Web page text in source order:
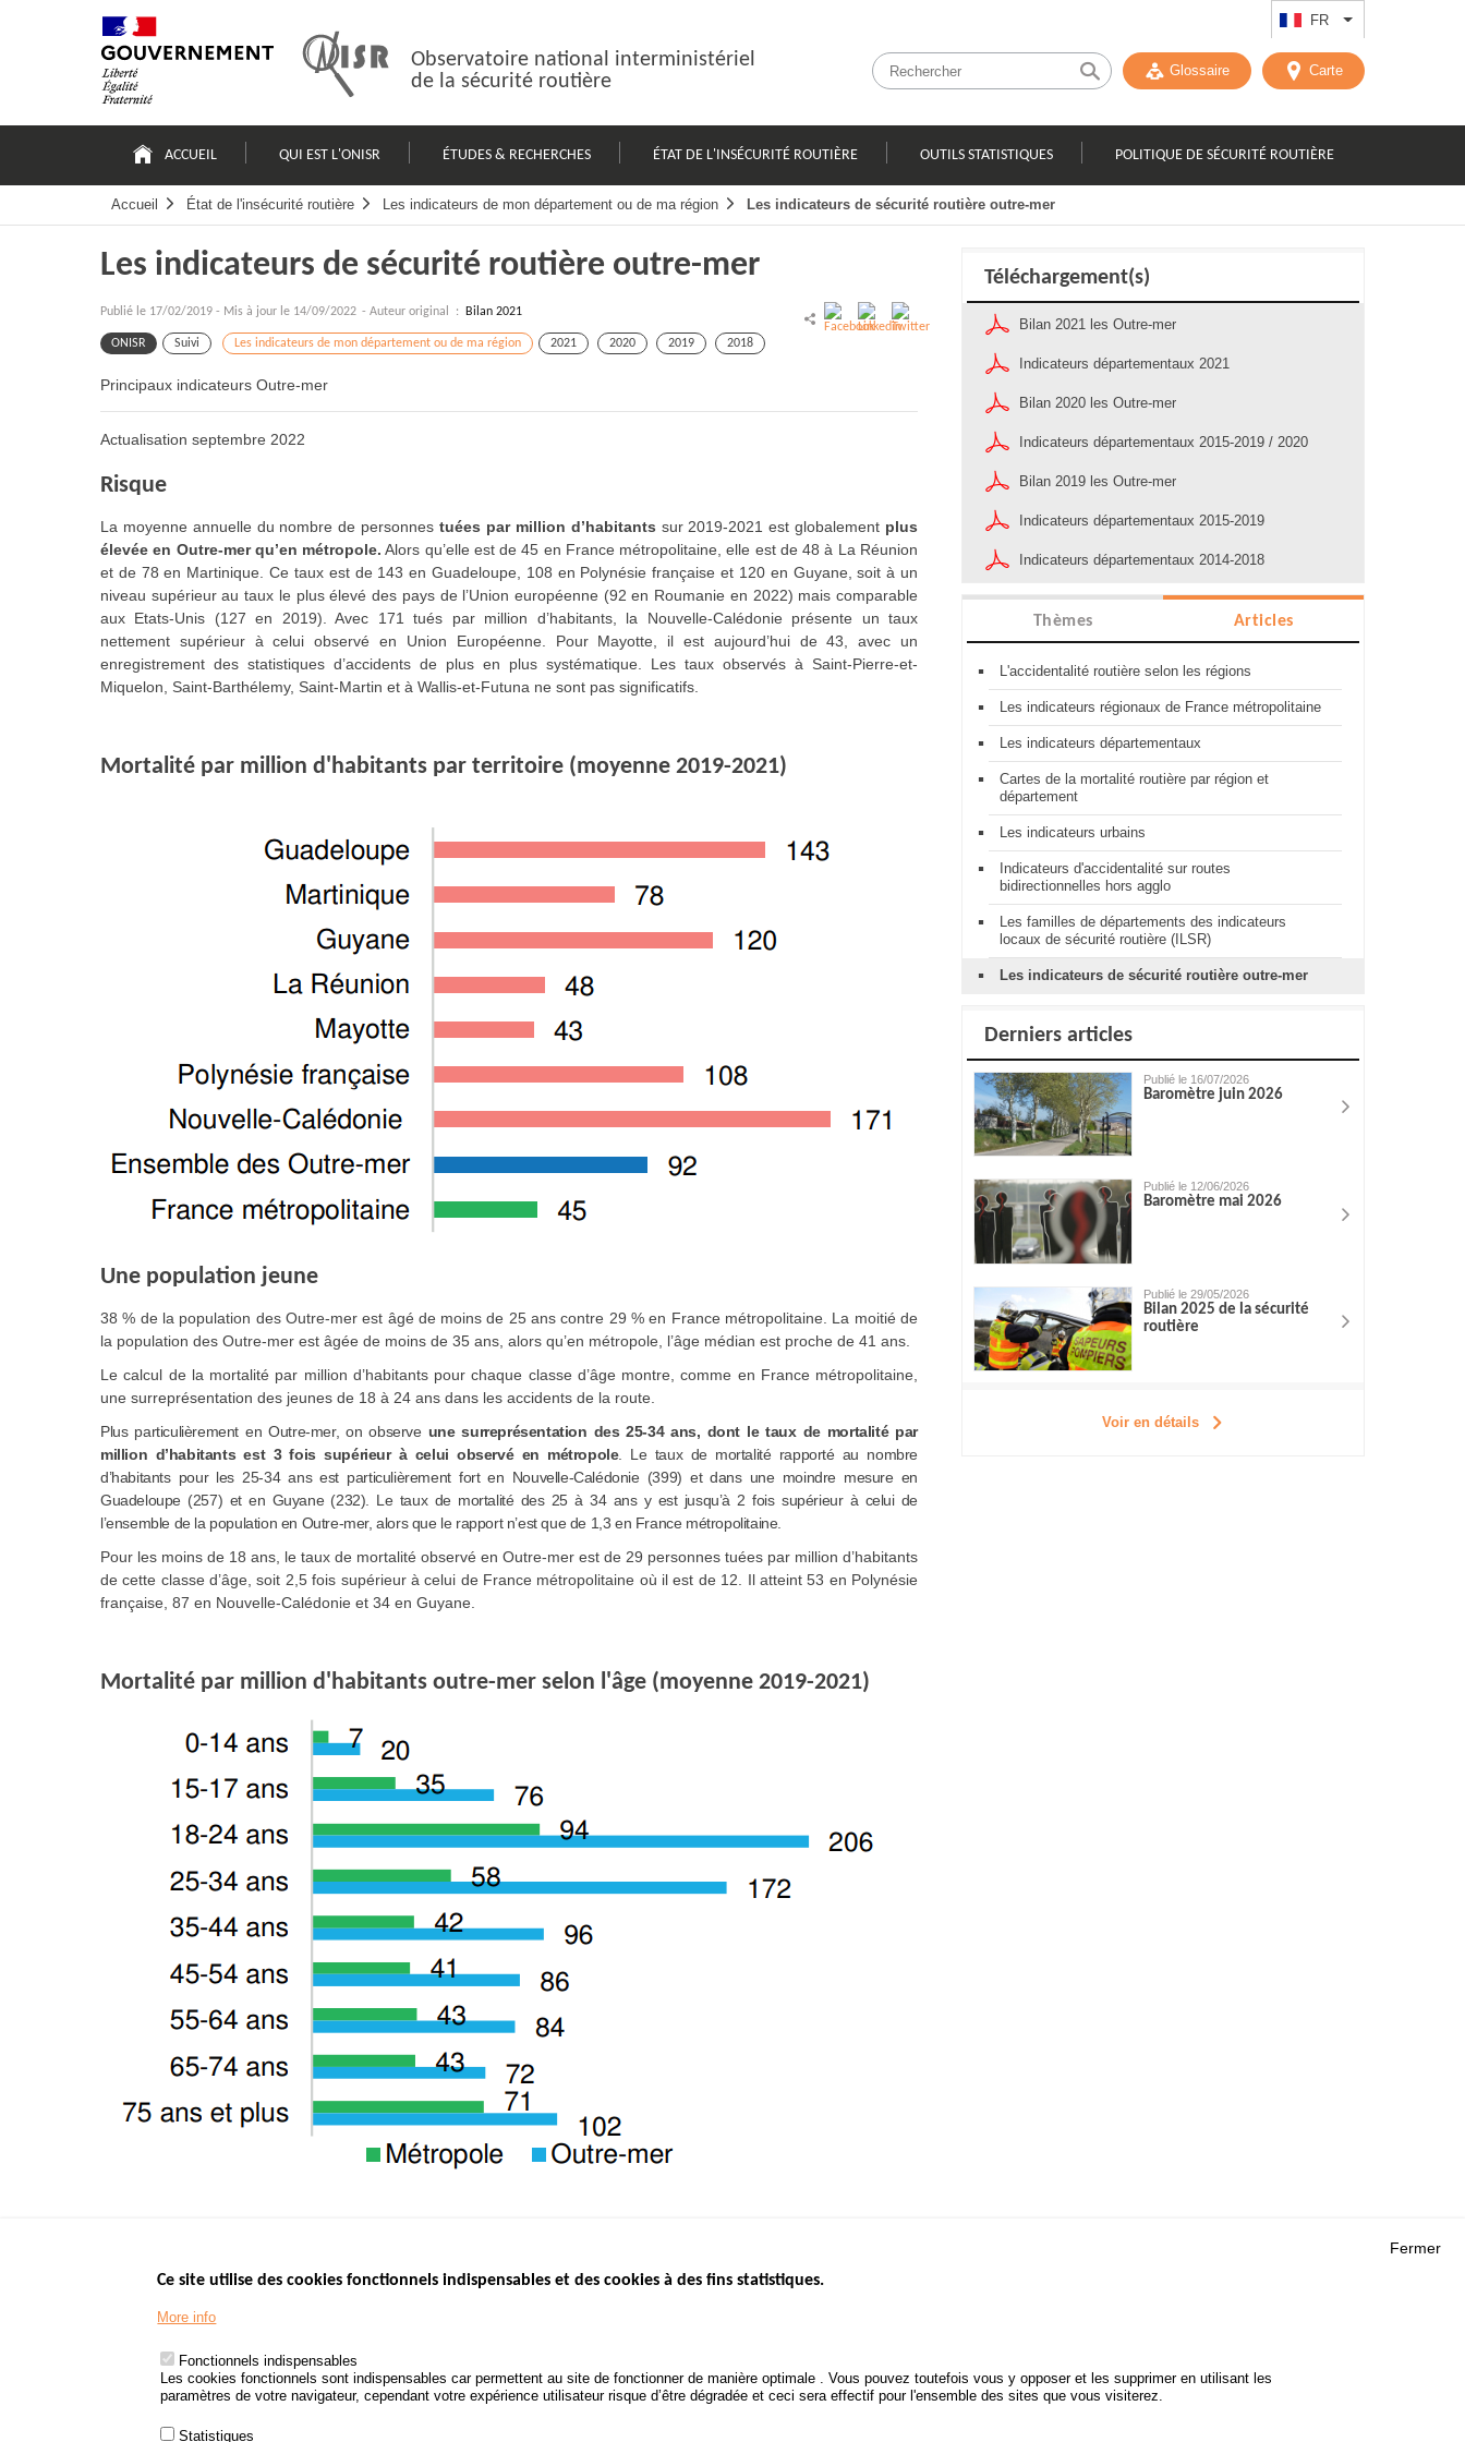
FR Lister les actions
Observatoire national interministériel
de la sécurité routière
Glossaire Carte
principale
ACCUEIL QUI EST L'ONISR ÉTUDES & RECHERCHES ÉTAT DE L'INSÉCURITÉ ROUTIÈRE OUTILS STATISTIQUES POLITIQUE DE SÉCURITÉ ROUTIÈRE
Accueil État de l'insécurité routière Les indicateurs de mon département ou de ma région Les indicateurs de sécurité routière outre-mer
Les indicateurs de sécurité routière outre-mer
Publié le 17/02/2019 - Mis à jour le 14/09/2022 - Auteur original : Bilan 2021
ONISR Suivi Les indicateurs de mon département ou de ma région 2021 2020 2019 2018
Principaux indicateurs Outre-mer
Actualisation septembre 2022
Risque
La moyenne annuelle du nombre de personnestuées par million d’habitants sur 2019-2021 est globalement plus
élevée en Outre-mer qu’en métropole. Alors qu’elle est de 45 en France métropolitaine, elle est de 48 à La Réunion
et de 78 en Martinique. Ce taux est de 143 en Guadeloupe, 108 en Polynésie française et 120 en Guyane, soit à un
niveau supérieur au taux le plus élevé des pays de l’Union européenne (92 en Roumanie en 2022) mais comparable
aux Etats-Unis (127 en 2019). Avec 171 tués par million d’habitants, la Nouvelle-Calédonie présente un taux
nettement supérieur à celui observé en Union Européenne. Pour Mayotte, il est aujourd’hui de 43, avec un
enregistrement des statistiques d’accidents de plus en plus systématique. Les taux observés à Saint-Pierre-et-
Miquelon, Saint-Barthélemy, Saint-Martin et à Wallis-et-Futuna ne sont pas significatifs.
Mortalité par million d'habitants par territoire (moyenne 2019-2021)
Une population jeune
38 % de la population des Outre-mer est âgé de moins de 25 ans contre 29 % en France métropolitaine. La moitié de
la population des Outre-mer est âgée de moins de 35 ans, alors qu’en métropole, l’âge médian est proche de 41 ans.
Le calcul de la mortalité par million d’habitants pour chaque classe d’âge montre, comme en France métropolitaine,
une surreprésentation des jeunes de 18 à 24 ans dans les accidents de la route.
Plus particulièrement en Outre-mer, on observe une surreprésentation des 25-34 ans, dont le taux de mortalité par
million d’habitants est 3 fois supérieur à celui observé en métropole. Le taux de mortalité rapporté au nombre
d’habitants pour les 25-34 ans est particulièrement fort en Nouvelle-Calédonie (399) et dans une moindre mesure en
Guadeloupe (257) et en Guyane (232). Le taux de mortalité des 25 à 34 ans y est jusqu’à 2 fois supérieur à celui de
l’ensemble de la population en Outre-mer, alors que le rapport n’est que de 1,3 en France métropolitaine.
Pour les moins de 18 ans, le taux de mortalité observé en Outre-mer est de 29 personnes tuées par million d’habitants
de cette classe d’âge, soit 2,5 fois supérieur à celui de France métropolitaine où il est de 12. Il atteint 53 en Polynésie
française, 87 en Nouvelle-Calédonie et 34 en Guyane.
Mortalité par million d'habitants outre-mer selon l'âge (moyenne 2019-2021)
Téléchargement(s)
Bilan 2021 les Outre-mer
Indicateurs départementaux 2021
Bilan 2020 les Outre-mer
Indicateurs départementaux 2015-2019 / 2020
Bilan 2019 les Outre-mer
Indicateurs départementaux 2015-2019
Indicateurs départementaux 2014-2018
Thèmes Articles
L'accidentalité routière selon les régions
Les indicateurs régionaux de France métropolitaine
Les indicateurs départementaux
Cartes de la mortalité routière par région et
département
Les indicateurs urbains
Indicateurs d'accidentalité sur routes
bidirectionnelles hors agglo
Les familles de départements des indicateurs
locaux de sécurité routière (ILSR)
Les indicateurs de sécurité routière outre-mer
Derniers articles
Publié le 16/07/2026
Baromètre juin 2026
Publié le 12/06/2026
Baromètre mai 2026
Publié le 29/05/2026
Bilan 2025 de la sécurité
routière
Voir en détails
www.legifrance.gouv.fr
www.service-public.fr
Bilan annuel des infractions
POLITIQUE DE SÉCURITÉ
ROUTIÈRE
Fermer
Ce site utilise des cookies fonctionnels indispensables et des cookies à des fins statistiques.
More info
Fonctionnels indispensables
Les cookies fonctionnels sont indispensables car permettent au site de fonctionner de manière optimale . Vous pouvez toutefois vous y opposer et les supprimer en utilisant les
paramètres de votre navigateur, cependant votre expérience utilisateur risque d’être dégradée et ceci sera effectif pour l'ensemble des sites que vous visiterez.
Statistiques